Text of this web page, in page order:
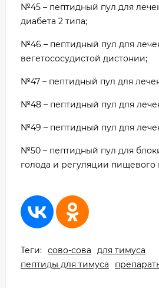
№45 – пептидный пул для
диабета 2 типа;
№46 – пептидный пул для
вегетососудистой дистонии;
№47 – пептидный пул для
№48 – пептидный пул для
№49 – пептидный пул для
№50 – пептидный пул для
голода и регуляции пищевого
Теги: сово-сова
для тимуса
пептиды для тимуса